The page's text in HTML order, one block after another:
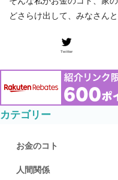
どさらけ出して、みなさん
Twitter
カテゴリー
お金のコト
人間関係